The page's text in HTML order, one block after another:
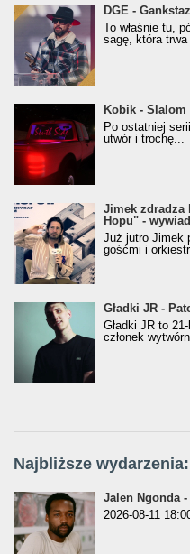
donGURALesko z
Klasyczny/
(Popkillery 2023)
DGE -
To właśnie tu,
sagę, która
Kobik - Slalom ft. Jan-
[Official Music
Kobik - Slalom
Po ostatniej
utwór i trochę...
Jimek zdradza kulisy
Hopu" - wywiad
Jimek
Hopu" - wywiad
Już jutro Jimek
gośćmi i
Gładki JR - Patoshot
Gładki JR -
Gładki JR to
członek
Najbliższe wydarzenia:
Jalen Ngonda
2026-08-11